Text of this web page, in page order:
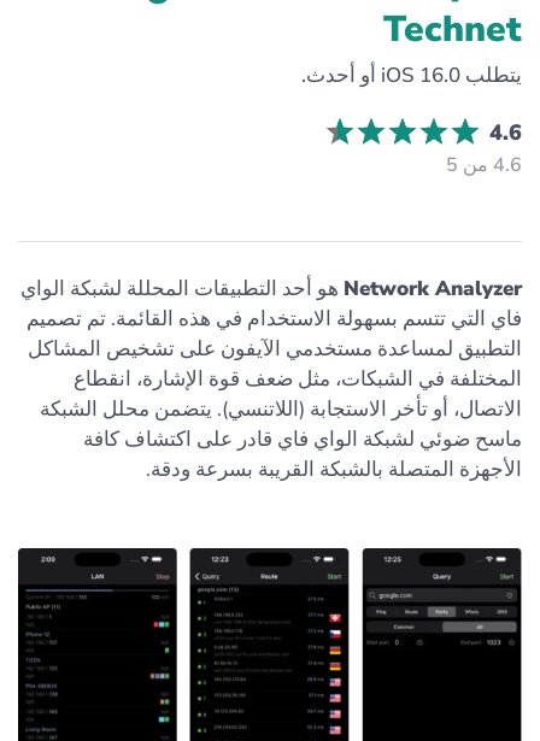
Technet
يتطلب iOS 16.0 أو أحدث.
4.6
4.6 من 5
Network Analyzer هو أحد التطبيقات المحللة لشبكة الواي
فاي التي تتسم بسهولة الاستخدام في هذه القائمة. تم تصميم
التطبيق لمساعدة مستخدمي الآيفون على تشخيص المشاكل
المختلفة في الشبكات، مثل ضعف قوة الإشارة، انقطاع
الاتصال، أو تأخر الاستجابة (اللاتنسي). يتضمن محلل الشبكة
ماسح ضوئي لشبكة الواي فاي قادر على اكتشاف كافة
الأجهزة المتصلة بالشبكة القريبة بسرعة ودقة.